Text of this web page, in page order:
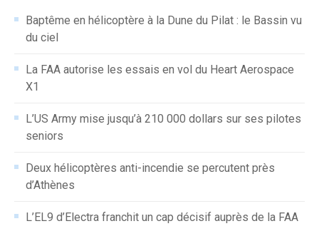
Baptême en hélicoptère à la Dune du Pilat : le Bassin vu
du ciel
La FAA autorise les essais en vol du Heart Aerospace
X1
L’US Army mise jusqu’à 210 000 dollars sur ses pilotes
seniors
Deux hélicoptères anti-incendie se percutent près
d’Athènes
L’EL9 d’Electra franchit un cap décisif auprès de la FAA